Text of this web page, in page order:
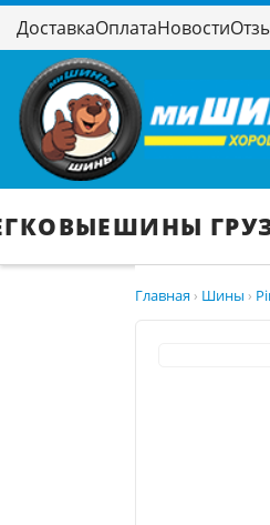
ДоставкаОплатаНовости
ШИНЫ
Главная › Шины ›